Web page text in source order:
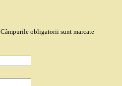
Câmpurile obligatorii sunt marcate